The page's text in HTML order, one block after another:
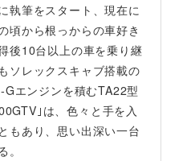
執筆をスタート、現在に
頃から根っからの車好き
後10台以上の車を乗り継
ソレックスキャブ搭載の
エンジンを積むTA22型
｣は、色々と手を入
もあり、思い出深い一台
。